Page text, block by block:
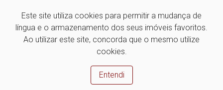
Este site utiliza cookies para permitir a mudança de
língua e o armazenamento dos seus imóveis favoritos.
Ao utilizar este site, concorda que o mesmo utilize
cookies.
Entendi